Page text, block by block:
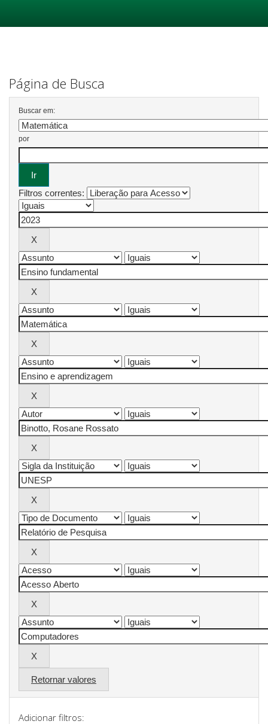
Página de Busca
Buscar em:
por
Filtros correntes:
Retornar valores
Adicionar filtros: